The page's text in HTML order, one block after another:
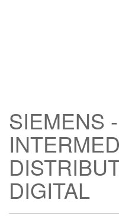
SIEMENS
DIGITAL